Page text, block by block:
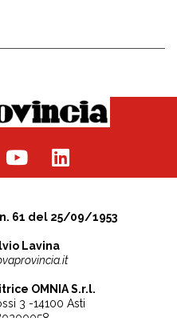
61 del 25/09/1953
Lavina
OMNIA S.r.l.
3 -14100 Asti